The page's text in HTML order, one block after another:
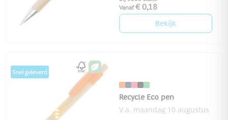
Vanaf € 0,18
Bekijk
Recycle Eco pen
V.a. maandag 10 augustus